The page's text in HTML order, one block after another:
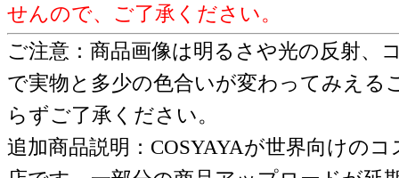
せんので、ご了承ください。
ご注意：商品画像は明るさや光の反射、
で実物と多少の色合いが変わってみえる
らずご了承ください。
追加商品説明：COSYAYAが世界向けの